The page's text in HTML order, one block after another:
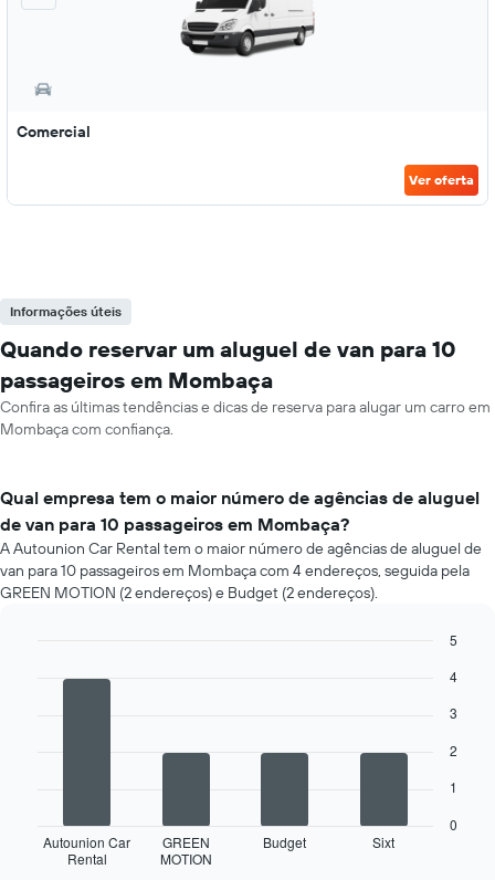
Comercial
Ver oferta
Informações úteis
Quando reservar um aluguel de van para 10
passageiros em Mombaça
Confira as últimas tendências e dicas de reserva para alugar um carro em
Mombaça com confiança.
Qual empresa tem o maior número de agências de aluguel
de van para 10 passageiros em Mombaça?
A Autounion Car Rental tem o maior número de agências de aluguel de
van para 10 passageiros em Mombaça com 4 endereços, seguida pela
GREEN MOTION (2 endereços) e Budget (2 endereços).
seguir
graphic.
Autounion Car
Rental
GREEN
MOTION
Budget Sixt
0
1
2
3
4
5